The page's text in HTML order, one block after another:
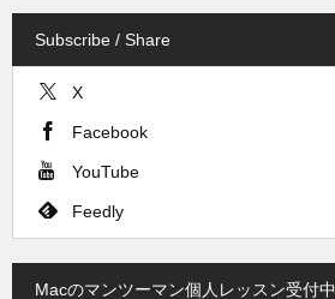
Subscribe / Share
X
Facebook
YouTube
Feedly
Macのマンツーマン個人レッスン受付中